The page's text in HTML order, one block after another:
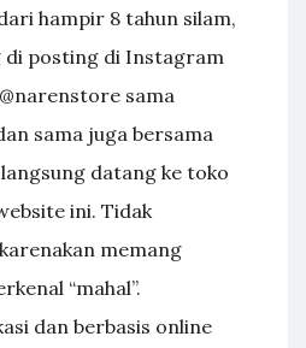
hampir 8 tahun silam,
di posting di Instagram
sama
sama juga bersama
datang ke toko
ini. Tidak
memang
“mahal”.
dan berbasis online